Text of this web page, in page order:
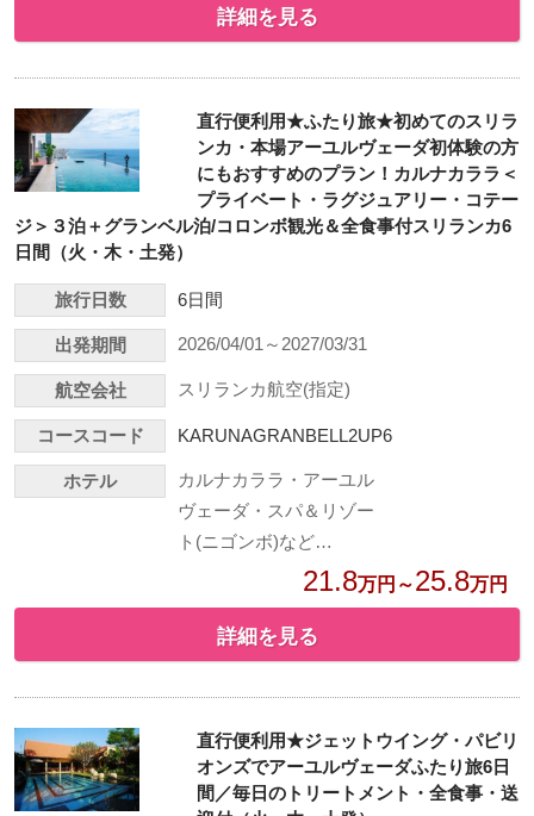
詳細を見る
直行便利用★ふたり旅★初めてのスリラ
ンカ・本場アーユルヴェーダ初体験の方
にもおすすめのプラン！カルナカララ＜
プライベート・ラグジュアリー・コテー
ジ＞３泊＋グランベル泊/コロンボ観光＆全食事付スリランカ6
日間（火・木・土発）
旅行日数 6日間
出発期間 2026/04/01～2027/03/31
航空会社 スリランカ航空(指定)
コースコード KARUNAGRANBELL2UP6
ホテル
カルナカララ・アーユル
ヴェーダ・スパ＆リゾー
ト(ニゴンボ)など…
21.8万円～25.8万円
詳細を見る
直行便利用★ジェットウイング・パビリ
オンズでアーユルヴェーダふたり旅6日
間／毎日のトリートメント・全食事・送